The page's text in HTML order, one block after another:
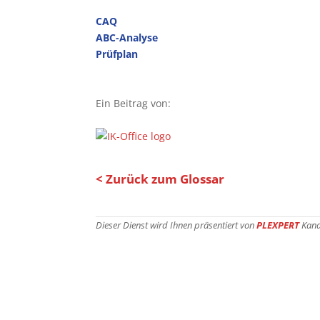
CAQ
ABC-Analyse
Prüfplan
Ein Beitrag von:
< Zurück zum Glossar
Dieser Dienst wird Ihnen präsentiert vonPLEXPERT